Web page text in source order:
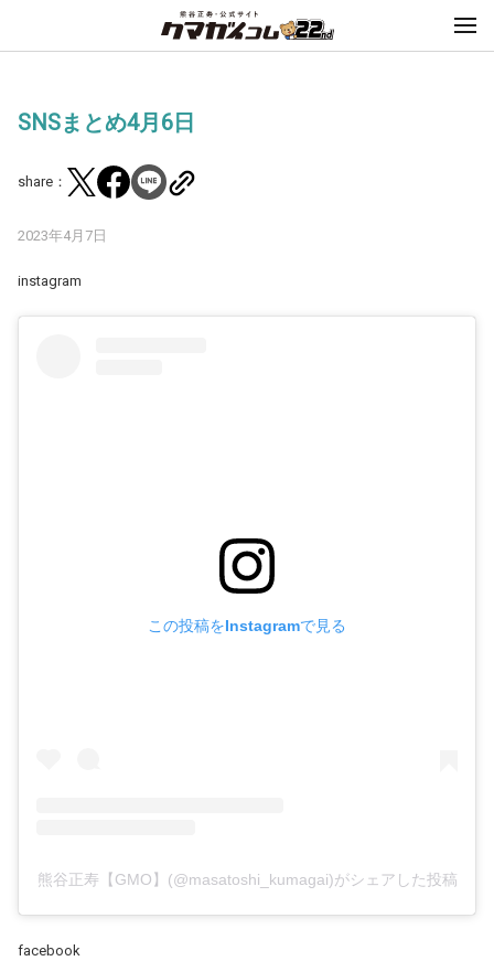
SNSまとめ4月6日
share：
2023年4月7日
instagram
この投稿をInstagramで見る
熊谷正寿【GMO】(@masatoshi_kumagai)がシェアした投稿
facebook